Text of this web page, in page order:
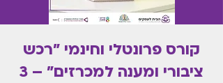
קורס פרונטלי וחינמי "רכש
ציבורי ומענה למכרזים" – 3